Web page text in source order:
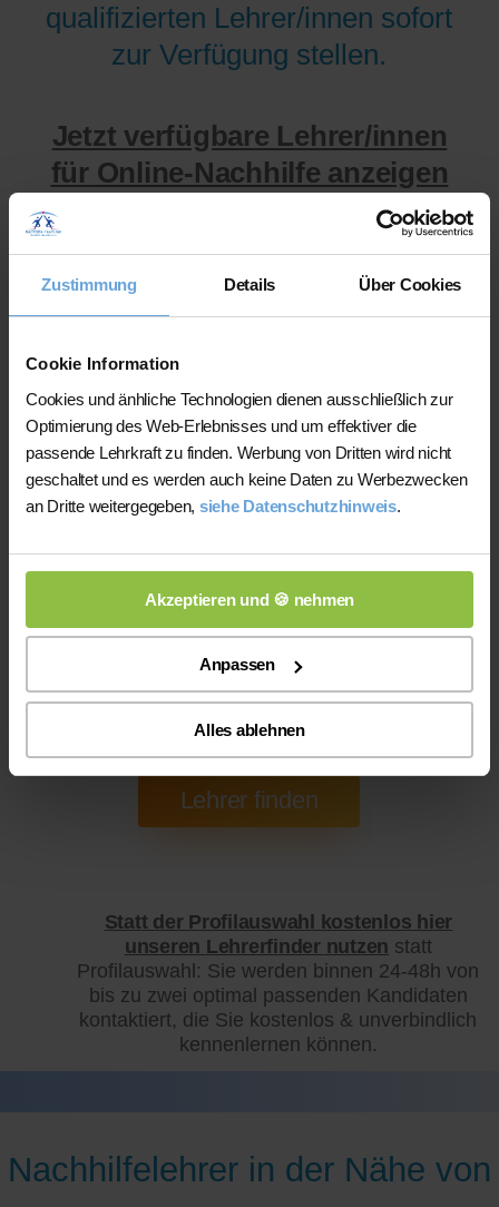
Zustimmung Details Über Cookies
Cookie Information
Cookies und änhliche Technologien dienen ausschließlich zur
Optimierung des Web-Erlebnisses und um effektiver die
passende Lehrkraft zu finden. Werbung von Dritten wird nicht
geschaltet und es werden auch keine Daten zu Werbezwecken
an Dritte weitergegeben, siehe Datenschutzhinweis.
Akzeptieren und 🍪 nehmen
Anpassen
Alles ablehnen
qualifizierten Lehrer/innen sofort
zur Verfügung stellen.
Jetzt verfügbare Lehrer/innen
für Online-Nachhilfe anzeigen
Online-Unterricht
200 bis 300 mal bessere Auswahl haben, wodurch sich für
1) Die gefundene Lehrkraft wird wahrscheinlich
qualifizierter und zuverlässiger
2) Sie sparen die Kosten für Nachhilfe vor Ort
(Anfahrtspauschale)
Statt der Profilauswahl kostenlos hier
unseren Lehrerfinder nutzen statt
Profilauswahl: Sie werden binnen 24-48h von
bis zu zwei optimal passenden Kandidaten
kontaktiert, die Sie kostenlos & unverbindlich
kennenlernen können.
Nachhilfelehrer in der Nähe von